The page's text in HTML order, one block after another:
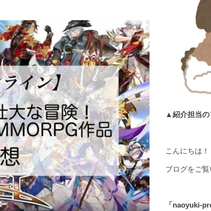
▲紹介担当の
こんにちは！
ブログをご覧
「naoyuki-